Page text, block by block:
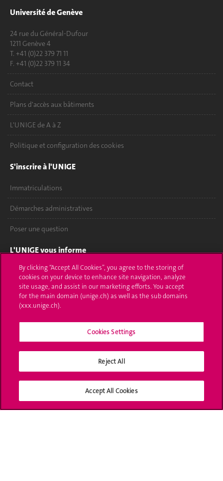
Université de Genève
24 rue du Général-Dufour
1211 Genève 4
T. +41 (0)22 379 71 11
F. +41 (0)22 379 11 34
Contact
Plans d'accès aux bâtiments
L'UNIGE de A à Z
Politique et configuration des cookies
S'inscrire à l'UNIGE
Immatriculations
Démarches administratives
Poser une question
L'UNIGE vous informe
UNIGE Mobile
Médias
Offres d'emploi
Calendrier académique
Médias sociaux UNIGE
By clicking “Accept All Cookies”, you agree to the storing of
cookies on your device to enhance site navigation, analyze
site usage, and assist in our marketing efforts. You accept
for the main domain (unige.ch) as well as the sub domains
(xxx.unige.ch).
Cookies Settings
Reject All
Accept All Cookies